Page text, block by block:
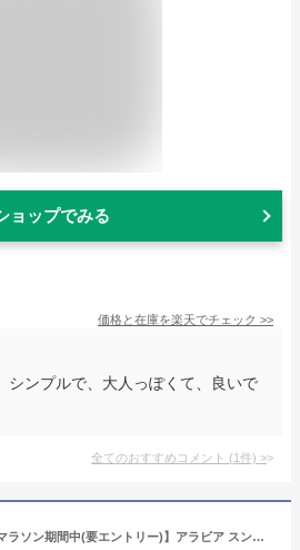
ョップでみる
価格と在庫を楽天でチェック >>
シンプルで、大人っぽくて、良いで
全てのおすすめコメント (1件) >
【全品ポイント5倍!/マラソン期間中(要エントリー)】アラビア スンヌンタイ 100641 マグカップ 350ml 復刻版 Arabia Sunnuntai 【耐熱 電子レンジ対応 マグ ギフト】